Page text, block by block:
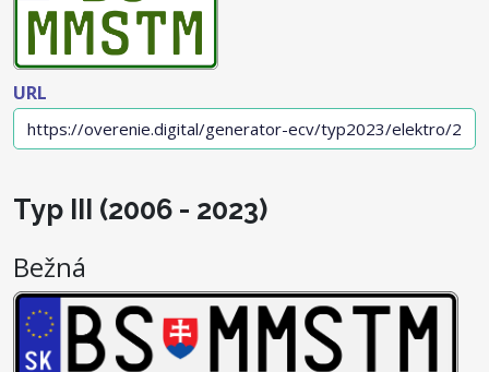
URL
Typ III (2006 - 2023)
Bežná